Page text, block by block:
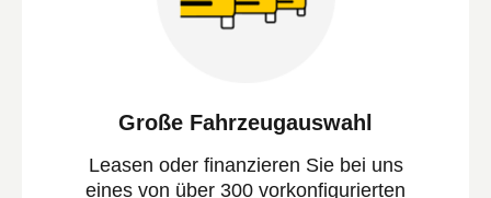
Große Fahrzeugauswahl
Leasen oder finanzieren Sie bei uns
eines von über 300 vorkonfigurierten